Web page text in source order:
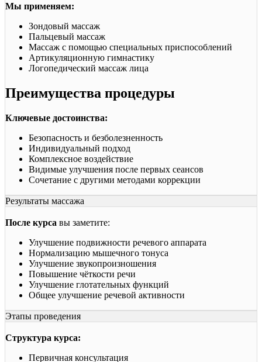
Мы применяем:
Зондовый массаж
Пальцевый массаж
Массаж с помощью специальных приспособлений
Артикуляционную гимнастику
Логопедический массаж лица
Преимущества процедуры
Ключевые достоинства:
Безопасность и безболезненность
Индивидуальный подход
Комплексное воздействие
Видимые улучшения после первых сеансов
Сочетание с другими методами коррекции
Результаты массажа
После курса вы заметите:
Улучшение подвижности речевого аппарата
Нормализацию мышечного тонуса
Улучшение звукопроизношения
Повышение чёткости речи
Улучшение глотательных функций
Общее улучшение речевой активности
Этапы проведения
Структура курса:
Первичная консультация